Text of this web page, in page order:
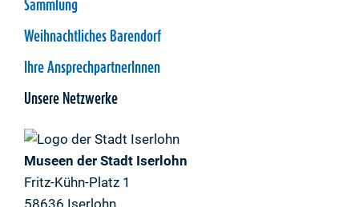
Sammlung
Weihnachtliches Barendorf
Ihre AnsprechpartnerInnen
Unsere Netzwerke
Museen der Stadt Iserlohn
Fritz-Kühn-Platz 1